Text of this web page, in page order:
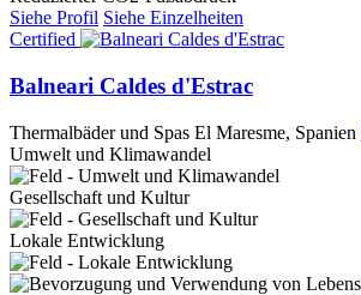
Siehe Profil Siehe Einzelheiten
Certified
Balneari Caldes d'Estrac
Thermalbäder und Spas El Maresme, Spanien
Umwelt und Klimawandel
Gesellschaft und Kultur
Lokale Entwicklung